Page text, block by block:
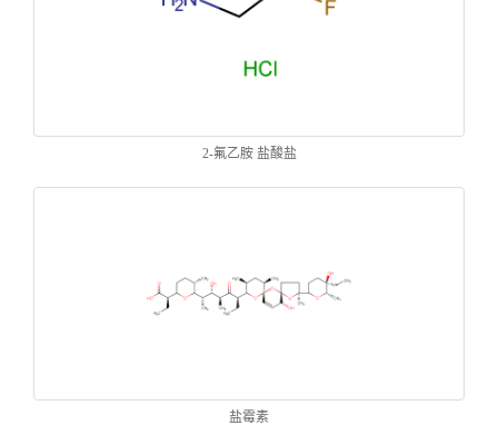
2-氟乙胺 盐酸盐
盐霉素